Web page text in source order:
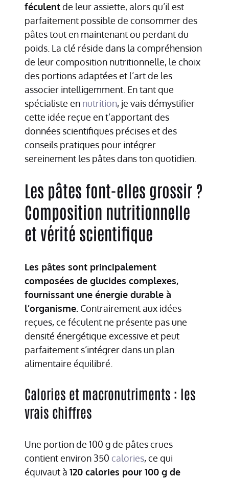
féculentde leur assiette, alors qu’il est
parfaitement possible de consommer des
pâtes tout en maintenant ou perdant du
poids. La clé réside dans la compréhension
de leur composition nutritionnelle, le choix
des portions adaptées et l’art de les
associer intelligemment. En tant que
spécialiste en nutrition, je vais démystifier
cette idée reçue en t’apportant des
données scientifiques précises et des
conseils pratiques pour intégrer
sereinement les pâtes dans ton quotidien.
Les pâtes font-elles grossir ?
Composition nutritionnelle
et vérité scientifique
Les pâtes sont principalement
composées de glucides complexes,
fournissant une énergie durable à
l’organisme. Contrairement aux idées
reçues, ce féculent ne présente pas une
densité énergétique excessive et peut
parfaitement s’intégrer dans un plan
alimentaire équilibré.
Calories et macronutriments : les
vrais chiffres
Une portion de 100 g de pâtes crues
contient environ 350 calories, ce qui
équivaut à 120 calories pour 100 g de